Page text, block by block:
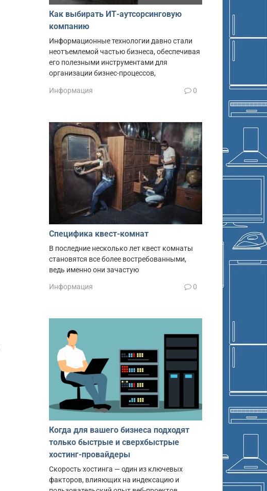
Как выбирать ИТ-аутсорсинговую
компанию
Информационные технологии давно стали
неотъемлемой частью бизнеса, обеспечивая
его полезными инструментами для
организации бизнес-процессов,
Информация 0
Специфика квест-комнат
В последние несколько лет квест комнаты
становятся все более востребованными,
ведь именно они зачастую
Информация 0
Когда для вашего бизнеса подходят
только быстрые и сверхбыстрые
хостинг-провайдеры
Скорость хостинга — один из ключевых
факторов, влияющих на индексацию и